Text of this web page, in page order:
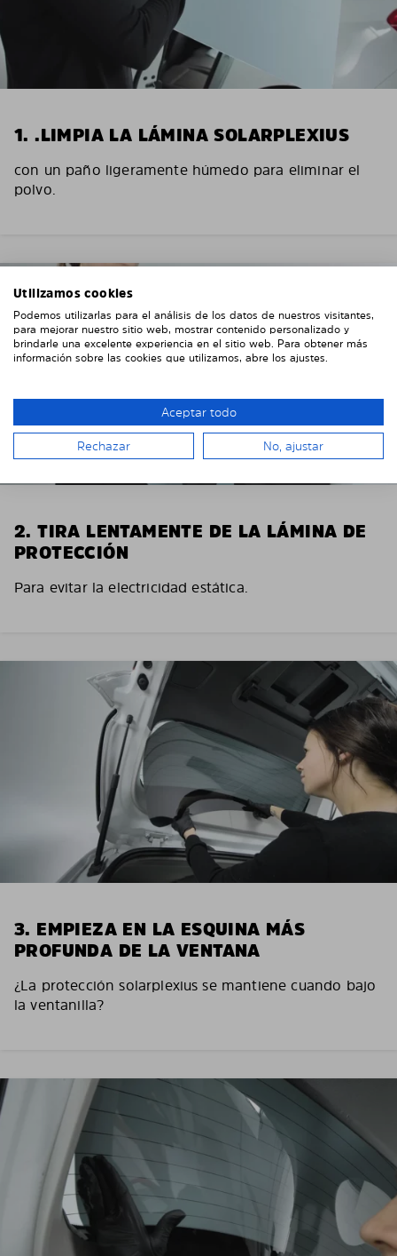
1. .LIMPIA LA LÁMINA SOLARPLEXIUS
con un paño ligeramente húmedo para eliminar el
polvo.
2. TIRA LENTAMENTE DE LA LÁMINA DE
PROTECCIÓN
Para evitar la electricidad estática.
3. EMPIEZA EN LA ESQUINA MÁS
PROFUNDA DE LA VENTANA
¿La protección solarplexius se mantiene cuando bajo
la ventanilla?
Utilizamos cookies
Podemos utilizarlas para el análisis de los datos de nuestros visitantes,
para mejorar nuestro sitio web, mostrar contenido personalizado y
brindarle una excelente experiencia en el sitio web. Para obtener más
información sobre las cookies que utilizamos, abre los ajustes.
Aceptar todo
Rechazar No, ajustar